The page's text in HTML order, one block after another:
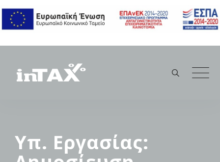
content
Υπ. Εργασίας: